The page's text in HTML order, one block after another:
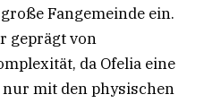
Fangemeinde ein.
geprägt von
da Ofelia eine
mit den physischen